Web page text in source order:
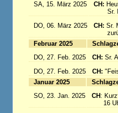
SA, 15. März 2025
CH:
Sr.
DO, 06. März 2025
CH: Sr.
Februar 2025
DO, 27. Feb. 2025
CH: Sr.
DO, 27. Feb. 2025
CH:
Januar 2025
SO, 23. Jan. 2025
CH :
16